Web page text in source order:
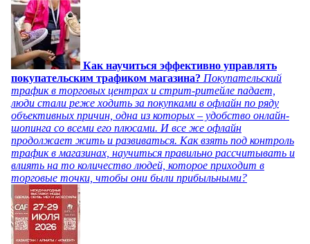
Как научиться эффективно управлять
покупательским трафиком магазина? Покупательский
трафик в торговых центрах и стрит-ритейле падает,
люди стали реже ходить за покупками в офлайн по ряду
объективных причин, одна из которых – удобство онлайн-
шопинга со всеми его плюсами. И все же офлайн
продолжает жить и развиваться. Как взять под контроль
трафик в магазинах, научиться правильно рассчитывать и
влиять на то количество людей, которое приходит в
торговые точки, чтобы они были прибыльными?